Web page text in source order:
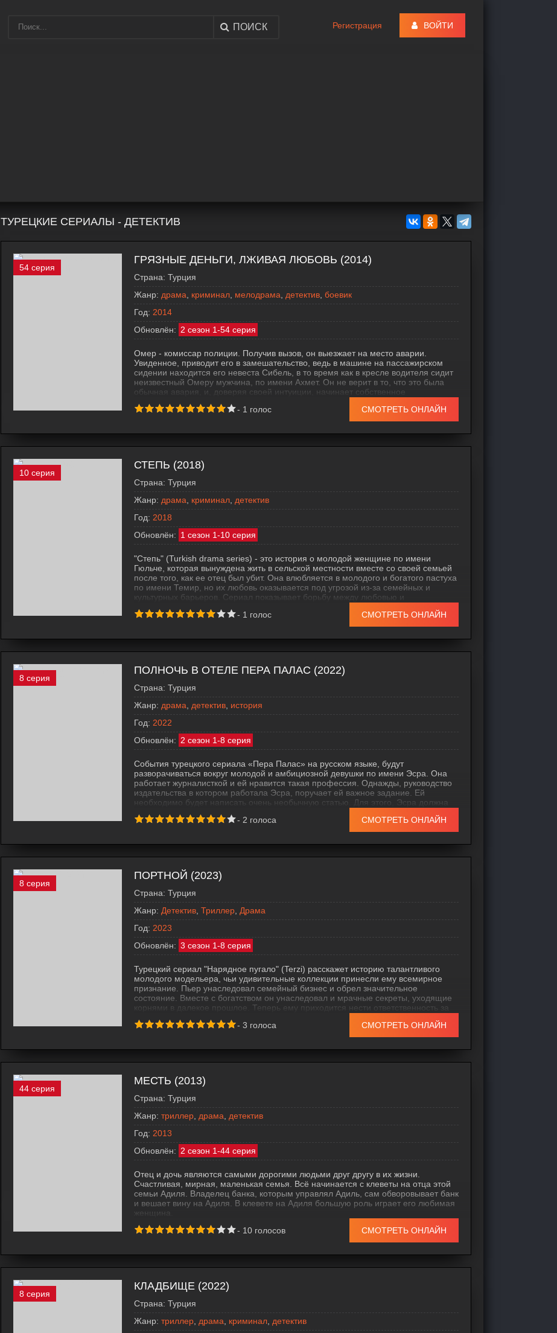
ТУРЕЦКИЕ СЕРИАЛЫ - ДЕТЕКТИВ
54 серия
ГРЯЗНЫЕ ДЕНЬГИ, ЛЖИВАЯ ЛЮБОВЬ (2014)
Страна: Турция
Жанр: драма криминал мелодрама детектив боевик
Год: 2014
Обновлён: 2 сезон 1-54 серия
Омер - комиссар полиции. Получив вызов, он выезжает на место аварии.
Увиденное, приводит его в замешательство, ведь в машине на пассажирском
сидении находится его невеста Сибель, в то время как в кресле водителя сидит
неизвестный Омеру мужчина, по имени Ахмет. Он не верит в то, что это была
обычная авария, и, доверяя своей интуиции, начинает собственное
улики преступления.
- 1 голос СМОТРЕТЬ ОНЛАЙН
10 серия
СТЕПЬ (2018)
Страна: Турция
Жанр: драма криминал детектив
Год: 2018
Обновлён: 1 сезон 1-10 серия
"Степь" (Turkish drama series) - это история о молодой женщине по имени
Гюльче, которая вынуждена жить в сельской местности вместе со своей семьей
после того, как ее отец был убит. Она влюбляется в молодого и богатого пастуха
по имени Темир, но их любовь оказывается под угрозой из-за семейных и
культурных барьеров. Сериал показывает борьбу между любовью и
себя элементы драмы, мелодрамы и социального
- 1 голос СМОТРЕТЬ ОНЛАЙН
8 серия
ПОЛНОЧЬ В ОТЕЛЕ ПЕРА ПАЛАС (2022)
Страна: Турция
Жанр: драма детектив история
Год: 2022
Обновлён: 2 сезон 1-8 серия
События турецкого сериала «Пера Палас» на русском языке, будут
разворачиваться вокруг молодой и амбициозной девушки по имени Эсра. Она
работает журналисткой и ей нравится такая профессия. Однажды, руководство
издательства в котором работала Эсра, поручает ей важное задание. Ей
необходимо будет написать очень необычную статью. Для этого, Эсра должна
мистической историей. Когда девушка оказалась на месте, то она
- 2 голоса СМОТРЕТЬ ОНЛАЙН
8 серия
ПОРТНОЙ (2023)
Страна: Турция
Жанр: Детектив Триллер Драма
Год: 2023
Обновлён: 3 сезон 1-8 серия
Турецкий сериал "Нарядное пугало" (Terzi) расскажет историю талантливого
молодого модельера, чьи удивительные коллекции принесли ему всемирное
признание. Пьер унаследовал семейный бизнес и обрел значительное
состояние. Вместе с богатством он унаследовал и мрачные секреты, уходящие
корнями в далекое прошлое. Теперь ему приходится нести ответственность за
- 3 голоса СМОТРЕТЬ ОНЛАЙН
44 серия
МЕСТЬ (2013)
Страна: Турция
Жанр: триллер драма
детектив
Год: 2013
Обновлён: 2 сезон 1-44 серия
Отец и дочь являются самыми дорогими людьми друг другу в их жизни.
Счастливая, мирная, маленькая семья. Всё начинается с клеветы на отца этой
семьи Адиля. Владелец банка, которым управлял Адиль, сам обворовывает банк
и вешает вину на Адиля. В клевете на Адиля большую роль играет его любимая
женщина.
- 10 голосов СМОТРЕТЬ ОНЛАЙН
8 серия
КЛАДБИЩЕ (2022)
Страна: Турция
Жанр: триллер драма криминал детектив
ПОИСК Регистрация ВОЙТИ